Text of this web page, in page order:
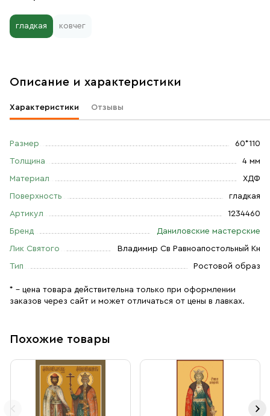
гладкая ковчег
Описание и характеристики
Характеристики Отзывы
Размер 60*110
Толщина 4 мм
Материал ХДФ
Поверхность гладкая
Артикул 1234460
Бренд Даниловские мастерские
Лик Святого Владимир Св Равноапостольный Кн
Тип Ростовой образ
* – цена товара действительна только при оформлении
заказов через сайт и может отличаться от цены в лавках.
Похожие товары